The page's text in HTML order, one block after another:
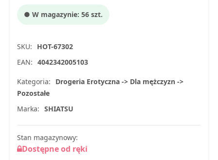
● W magazynie: 56 szt.
SKU:
HOT-67302
EAN: 4042342005103
Kategoria:
Drogeria Erotyczna -> Dla mężczyzn ->
Pozostałe
Marka: SHIATSU
Stan magazynowy:
Dostępne od ręki